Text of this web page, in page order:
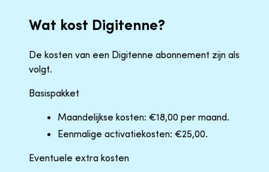
Wat kost Digitenne?
De kosten van een Digitenne abonnement zijn als
volgt.
Basispakket
Maandelijkse kosten: €18,00 per maand.
Eenmalige activatiekosten: €25,00.
Eventuele extra kosten